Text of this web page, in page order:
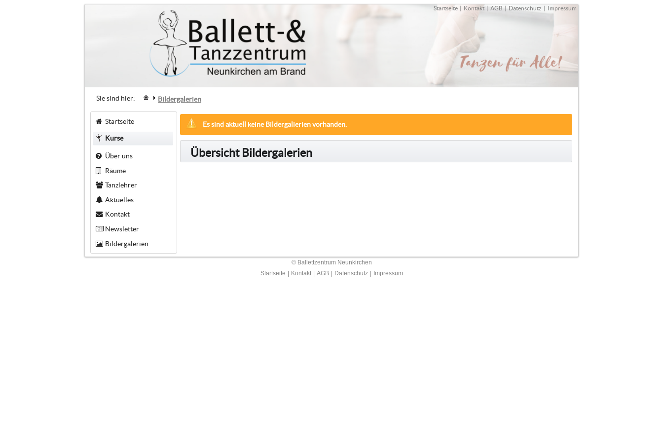
Startseite | Kontakt | AGB | Datenschutz | Impressum
Sie sind hier: Bildergalerien
Startseite
Kurse
Über uns
Räume
Tanzlehrer
Aktuelles
Kontakt
Newsletter
Bildergalerien
Es sind aktuell keine Bildergalierien vorhanden.
Übersicht Bildergalerien
© Ballettzentrum Neunkirchen
Startseite
Kontakt AGB Datenschutz Impressum